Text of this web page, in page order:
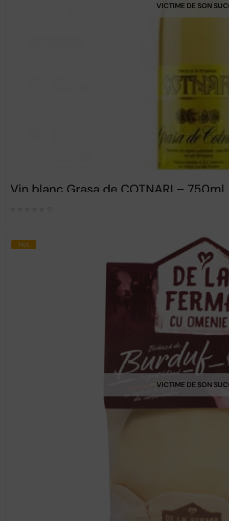
VICTIME DE SON
Vin blanc Grasa de COTNARI – 750ml
Hot
VICTIME DE SON